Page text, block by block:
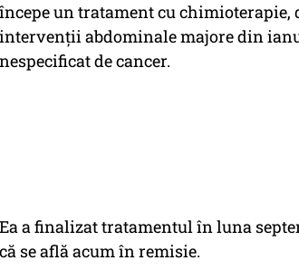
începe un tratament cu chimioterapie,
intervenții abdominale majore din
nespecificat de cancer.
Ea a finalizat tratamentul în luna
că se află acum în remisie.